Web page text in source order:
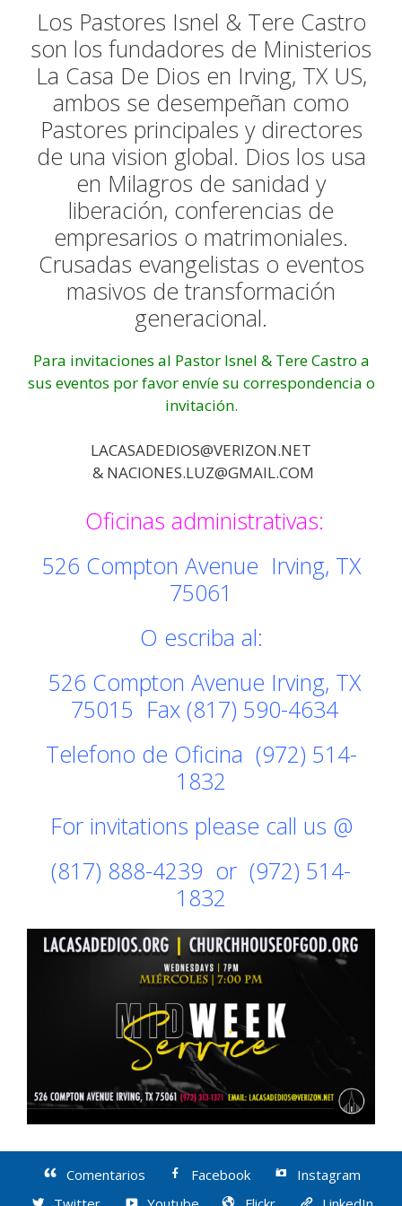
Los Pastores Isnel & Tere Castro
son los fundadores de Ministerios
La Casa De Dios en Irving, TX US,
ambos se desempeñan como
Pastores principales y directores
de una vision global. Dios los usa
en Milagros de sanidad y
liberación, conferencias de
empresarios o matrimoniales.
Crusadas evangelistas o eventos
masivos de transformación
generacional.
Para invitaciones al Pastor Isnel & Tere Castro a
sus eventos por favor envíe su correspondencia o
invitación.
LACASADEDIOS@VERIZON.NET
& NACIONES.LUZ@GMAIL.COM
Oficinas administrativas:
526 Compton Avenue Irving, TX
75061
O escriba al:
526 Compton Avenue Irving, TX
75015 Fax (817) 590-4634
Telefono de Oficina (972) 514-
1832
For invitations please call us @
(817) 888-4239 or (972) 514-
1832
Comentarios Facebook
Instagram